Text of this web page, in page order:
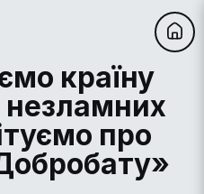
країну
незламних
про